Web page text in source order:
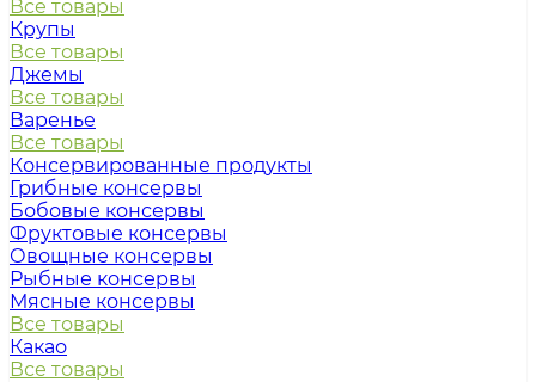
Все товары
Крупы
Все товары
Джемы
Все товары
Варенье
Все товары
Консервированные продукты
Грибные консервы
Бобовые консервы
Фруктовые консервы
Овощные консервы
Рыбные консервы
Мясные консервы
Все товары
Какао
Все товары